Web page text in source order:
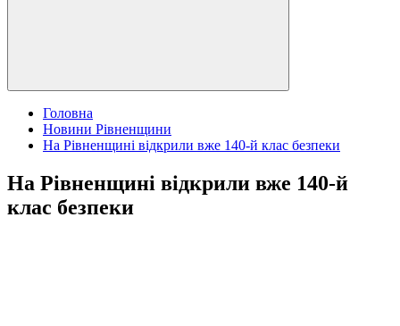
Головна
Новини Рівненщини
На Рівненщині відкрили вже 140-й клас безпеки
На Рівненщині відкрили вже 140-й
клас безпеки